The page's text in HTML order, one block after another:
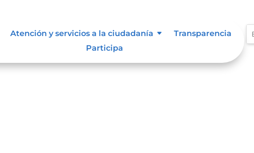
Atención y servicios a la ciudadanía
Transparencia
Participa